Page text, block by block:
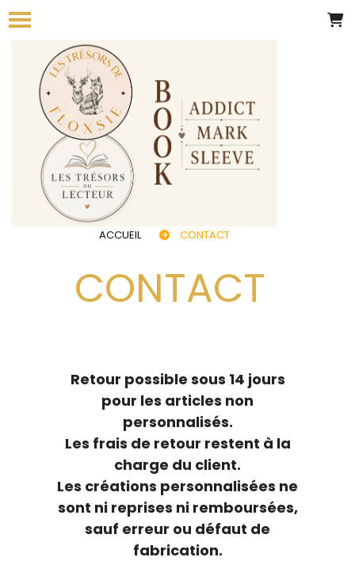
ACCUEIL CONTACT
CONTACT
Retour possible sous 14 jours
pour les articles non
personnalisés.
Les frais de retour restent à la
charge du client.
Les créations personnalisées ne
sont ni reprises ni remboursées,
sauf erreur ou défaut de
fabrication.